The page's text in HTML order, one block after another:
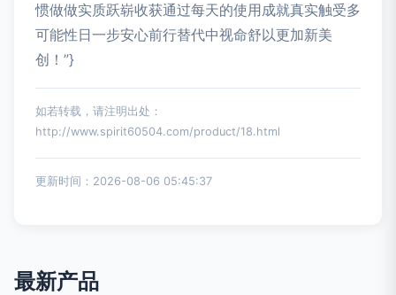
惯做做实质跃崭收获通过每天的使用成就真实触受多
可能性日一步安心前行替代中视命舒以更加新美
创！”}
如若转载，请注明出处：
http://www.spirit60504.com/product/18.html
更新时间：2026-08-06 05:45:37
最新产品